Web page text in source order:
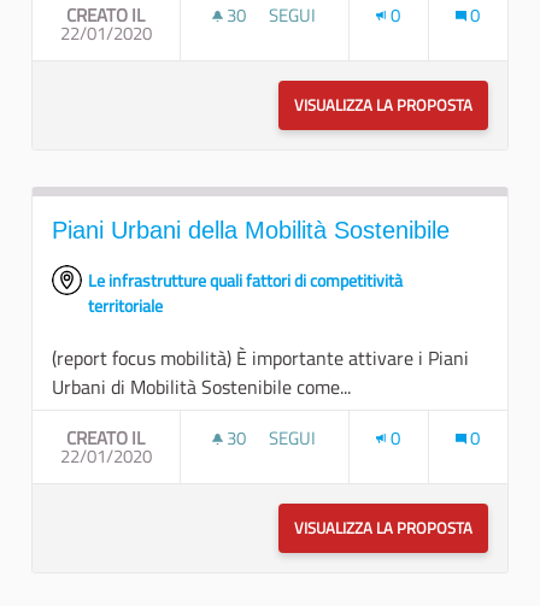
CREATO IL
22/01/2020
30 30 SOSTENITORI
SEGUI 0 0
VISUALIZZA LA PROPOSTA
Piani Urbani della Mobilità Sostenibile
Le infrastrutture quali fattori di competitività
territoriale
(report focus mobilità) È importante attivare i Piani
Urbani di Mobilità Sostenibile come...
CREATO IL
22/01/2020
30 30 SOSTENITORI
SEGUI 0 0
VISUALIZZA LA PROPOSTA